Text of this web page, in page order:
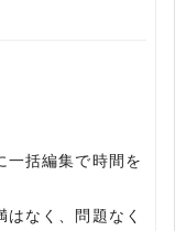
一括編集で時間を
なく、問題なく